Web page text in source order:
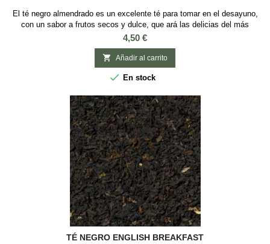
El té negro almendrado es un excelente té para tomar en el desayuno,
con un sabor a frutos secos y dulce, que ará las delicias del más
golosos. Sabor: Almendra y Caramelo Ingredientes: Té negro, trozos de
crocante (azúcar, avellanas), aroma.
Precio
4,50 €
 Añadir al carrito
 En stock
TÉ NEGRO ENGLISH BREAKFAST